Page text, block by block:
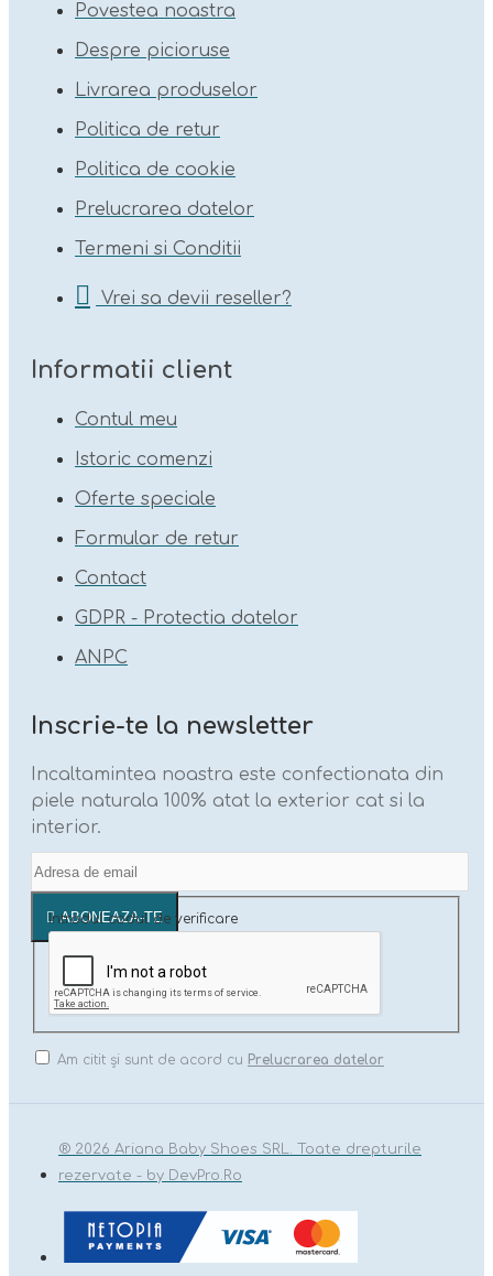
Povestea noastra
Despre picioruse
Livrarea produselor
Politica de retur
Politica de cookie
Prelucrarea datelor
Termeni si Conditii
Vrei sa devii reseller?
Informatii client
Contul meu
Istoric comenzi
Oferte speciale
Formular de retur
Contact
GDPR - Protectia datelor
ANPC
Inscrie-te la newsletter
Incaltamintea noastra este confectionata din
piele naturala 100% atat la exterior cat si la
interior.
ABONEAZA-TE
Introdul codul de verificare
Am citit şi sunt de acord cu Prelucrarea datelor
® 2026 Ariana Baby Shoes SRL. Toate drepturile
rezervate - by DevPro.Ro